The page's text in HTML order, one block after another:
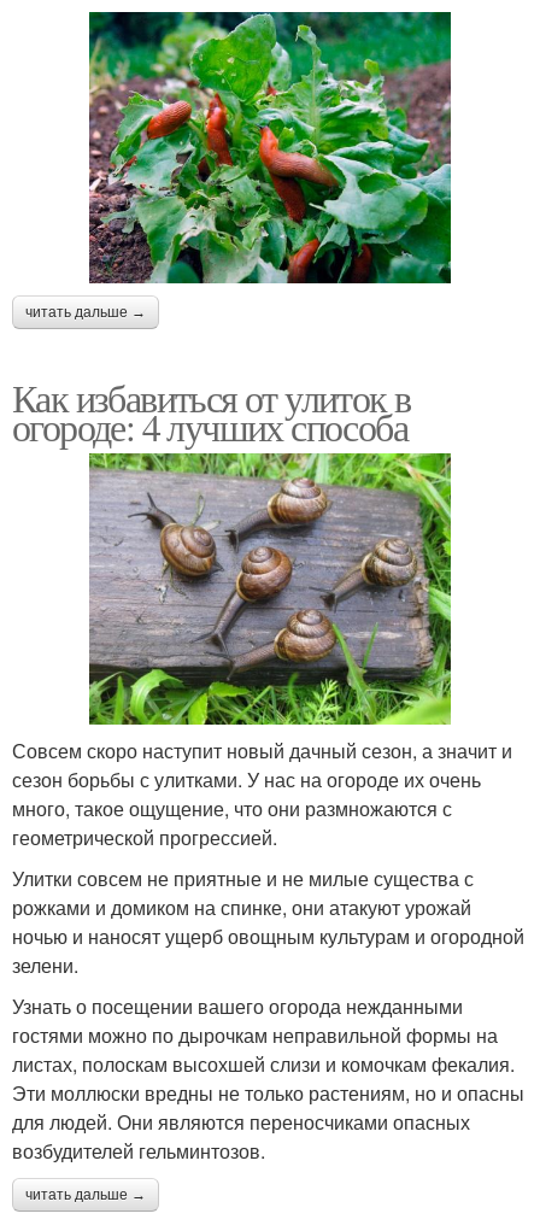
читать дальше →
Как избавиться от улиток в
огороде: 4 лучших способа
Совсем скоро наступит новый дачный сезон, а значит и
сезон борьбы с улитками. У нас на огороде их очень
много, такое ощущение, что они размножаются с
геометрической прогрессией.
Улитки совсем не приятные и не милые существа с
рожками и домиком на спинке, они атакуют урожай
ночью и наносят ущерб овощным культурам и огородной
зелени.
Узнать о посещении вашего огорода нежданными
гостями можно по дырочкам неправильной формы на
листах, полоскам высохшей слизи и комочкам фекалия.
Эти моллюски вредны не только растениям, но и опасны
для людей. Они являются переносчиками опасных
возбудителей гельминтозов.
читать дальше →